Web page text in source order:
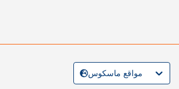
مواقع ماسكوس